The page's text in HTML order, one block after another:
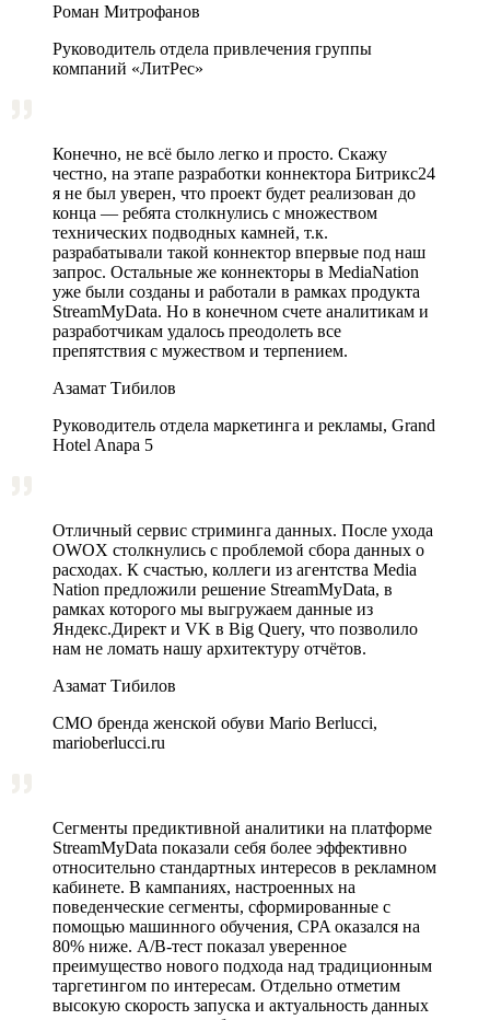
Роман Митрофанов
Руководитель отдела привлечения группы
компаний «ЛитРес»
Конечно, не всё было легко и просто. Скажу
честно, на этапе разработки коннектора Битрикс24
я не был уверен, что проект будет реализован до
конца — ребята столкнулись с множеством
технических подводных камней, т.к.
разрабатывали такой коннектор впервые под наш
запрос. Остальные же коннекторы в MediaNation
уже были созданы и работали в рамках продукта
StreamMyData. Но в конечном счете аналитикам и
разработчикам удалось преодолеть все
препятствия с мужеством и терпением.
Азамат Тибилов
Руководитель отдела маркетинга и рекламы, Grand
Hotel Anapa 5
Отличный сервис стриминга данных. После ухода
OWOX столкнулись с проблемой сбора данных о
расходах. К счастью, коллеги из агентства Media
Nation предложили решение StreamMyData, в
рамках которого мы выгружаем данные из
Яндекс.Директ и VK в Big Query, что позволило
нам не ломать нашу архитектуру отчётов.
Азамат Тибилов
CMO бренда женской обуви Mario Berlucci,
marioberlucci.ru
Сегменты предиктивной аналитики на платформе
StreamMyData показали себя более эффективно
относительно стандартных интересов в рекламном
кабинете. В кампаниях, настроенных на
поведенческие сегменты, сформированные с
помощью машинного обучения, CPA оказался на
80% ниже. A/B‑тест показал уверенное
преимущество нового подхода над традиционным
таргетингом по интересам. Отдельно отметим
высокую скорость запуска и актуальность данных